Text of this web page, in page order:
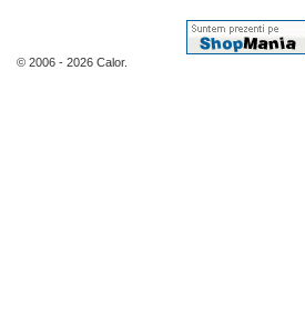
© 2006 - 2026 Calor.